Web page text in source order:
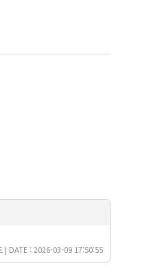
| DATE : 2026-03-09 17:50:55